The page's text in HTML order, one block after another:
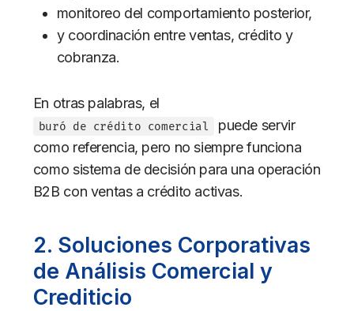
monitoreo del comportamiento posterior,
y coordinación entre ventas, crédito y
cobranza.
En otras palabras, el
buró de crédito comercial
puede servir
como referencia, pero no siempre funciona
como sistema de decisión para una operación
B2B con ventas a crédito activas.
2. Soluciones Corporativas
de Análisis Comercial y
Crediticio